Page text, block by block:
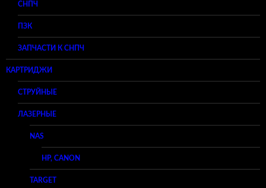
СНПЧ
ПЗК
ЗАПЧАСТИ К СНПЧ
КАРТРИДЖИ
СТРУЙНЫЕ
ЛАЗЕРНЫЕ
NAS
HP, CANON
TARGET